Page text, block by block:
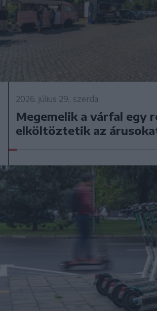
2026. július 29., szerda
Megemelik a várfal egy
elköltöztetik az